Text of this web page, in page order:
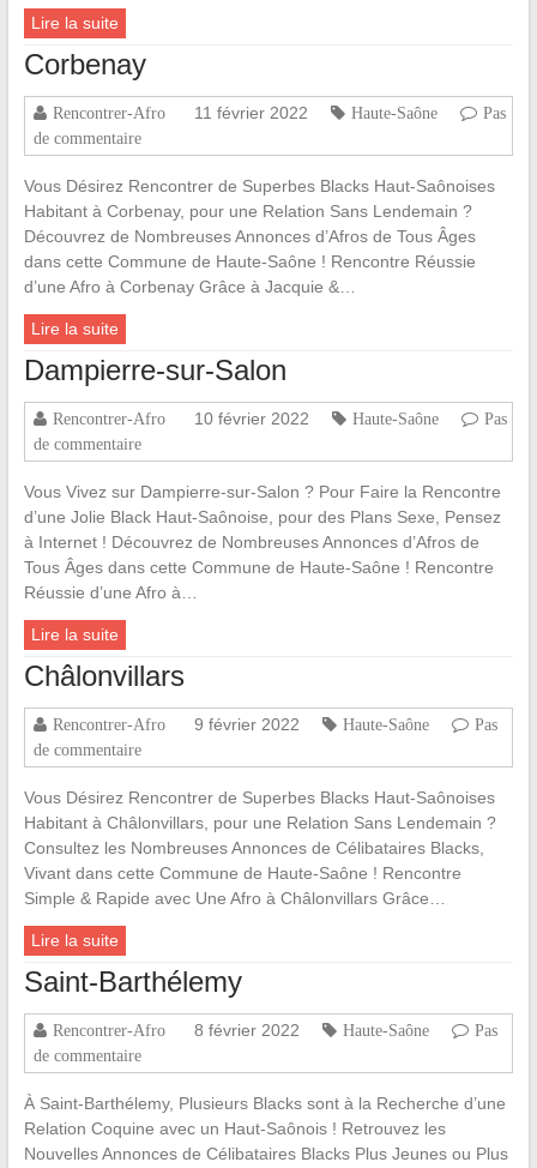
Lire la suite
Corbenay
Rencontrer-Afro 11 février 2022 Haute-Saône
Pas
de commentaire
Vous Désirez Rencontrer de Superbes Blacks Haut-Saônoises
Habitant à Corbenay, pour une Relation Sans Lendemain ?
Découvrez de Nombreuses Annonces d’Afros de Tous Âges
dans cette Commune de Haute-Saône ! Rencontre Réussie
d’une Afro à Corbenay Grâce à Jacquie &…
Lire la suite
Dampierre-sur-Salon
Rencontrer-Afro 10 février 2022 Haute-Saône
Pas
de commentaire
Vous Vivez sur Dampierre-sur-Salon ? Pour Faire la Rencontre
d’une Jolie Black Haut-Saônoise, pour des Plans Sexe, Pensez
à Internet ! Découvrez de Nombreuses Annonces d’Afros de
Tous Âges dans cette Commune de Haute-Saône ! Rencontre
Réussie d’une Afro à…
Lire la suite
Châlonvillars
Rencontrer-Afro 9 février 2022 Haute-Saône
Pas
de commentaire
Vous Désirez Rencontrer de Superbes Blacks Haut-Saônoises
Habitant à Châlonvillars, pour une Relation Sans Lendemain ?
Consultez les Nombreuses Annonces de Célibataires Blacks,
Vivant dans cette Commune de Haute-Saône ! Rencontre
Simple & Rapide avec Une Afro à Châlonvillars Grâce…
Lire la suite
Saint-Barthélemy
Rencontrer-Afro 8 février 2022 Haute-Saône
Pas
de commentaire
À Saint-Barthélemy, Plusieurs Blacks sont à la Recherche d’une
Relation Coquine avec un Haut-Saônois ! Retrouvez les
Nouvelles Annonces de Célibataires Blacks Plus Jeunes ou Plus